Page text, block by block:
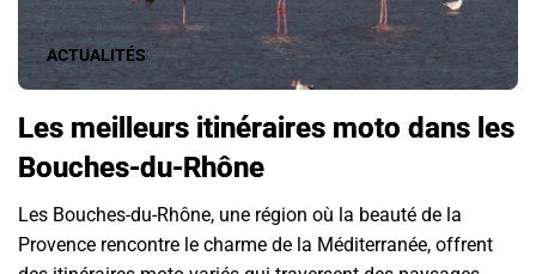
ACTUALITÉS
Les meilleurs itinéraires moto dans les
Bouches-du-Rhône
Les Bouches-du-Rhône, une région où la beauté de la
Provence rencontre le charme de la Méditerranée, offrent